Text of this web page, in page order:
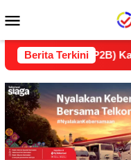
ke
Mobile
Berita Terkini
(LP2B) Kabupaten